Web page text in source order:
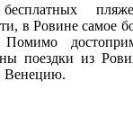
в Ровине самое
поездки из
Венецию.